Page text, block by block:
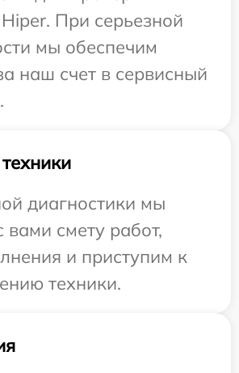
При серьезной
мы обеспечим
наш счет в сервисный
диагностики мы
вами смету работ,
и приступим к
техники.